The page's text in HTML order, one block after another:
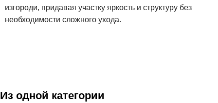
изгороди, придавая участку яркость и структуру без
необходимости сложного ухода.
Из одной категории